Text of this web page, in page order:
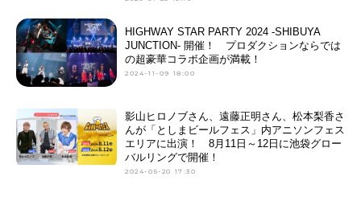
HIGHWAY STAR PARTY 2024 -SHIBUYA
JUNCTION- 開催！ プロダクションならでは
の超豪華コラボ企画が満載！
2024-11-09 18:00
影山ヒロノブさん、遠藤正明さん、松本梨香さ
んが「としまビールフェス」内アニソンフェス
エリアに出演！ 8月11日～12日に池袋グロー
バルリングで開催！
2024-05-20 17:30